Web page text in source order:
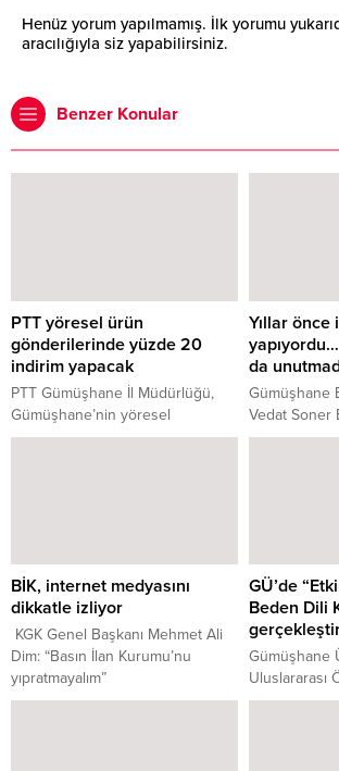
Henüz yorum yapılmamış. İlk yorumu
aracılığıyla siz yapabilirsiniz.
Benzer Konular
PTT yöresel ürün
gönderilerinde yüzde 20
indirim yapacak
PTT Gümüşhane İl Müdürlüğü,
Gümüşhane’nin yöresel
ürünlerinden olan Pestil-Köme
indirimi uygulaması başlattı.
Yıllar önce
da
Gümüşhane
Vedat Soner
yaptığı
BİK, internet medyasını
dikkatle izliyor
KGK Genel Başkanı Mehmet Ali
Dim: “Basın İlan Kurumu’nu
yıpratmayalım”
GÜ’de
Beden Dili
Gümüşhane
Uluslararası